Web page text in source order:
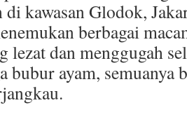
di kawasan Glodok,
berbagai
lezat dan menggugah
bubur ayam, semuanya